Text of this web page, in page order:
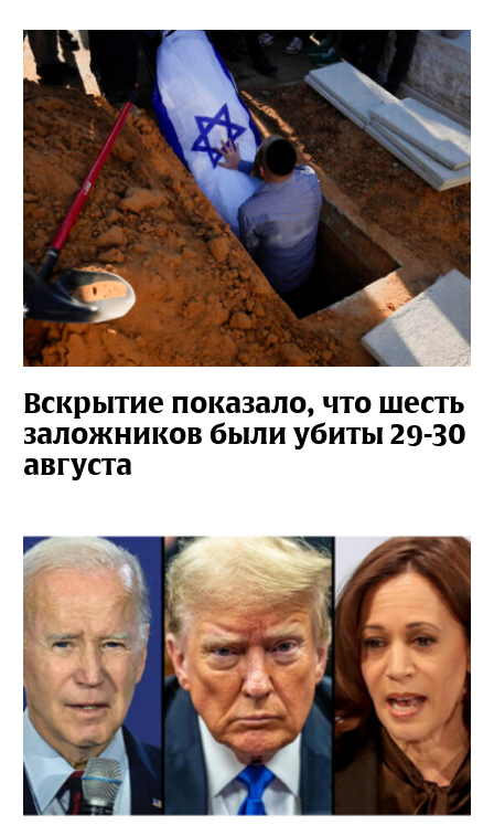
Вскрытие показало, что шесть
заложников были убиты 29-30
августа